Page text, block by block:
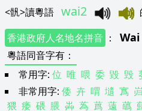
<骪>讀粵語 wai2
香港政府人名地名拼音 ： Wai
粵語同音字有 ：
常用字: 位 唯 喂 委 毀 毁
非常用字: 倭 卉 喟 壝 寪 岿
猥 痿 碨 腲 芔 蒍 蔿 薳 蘤